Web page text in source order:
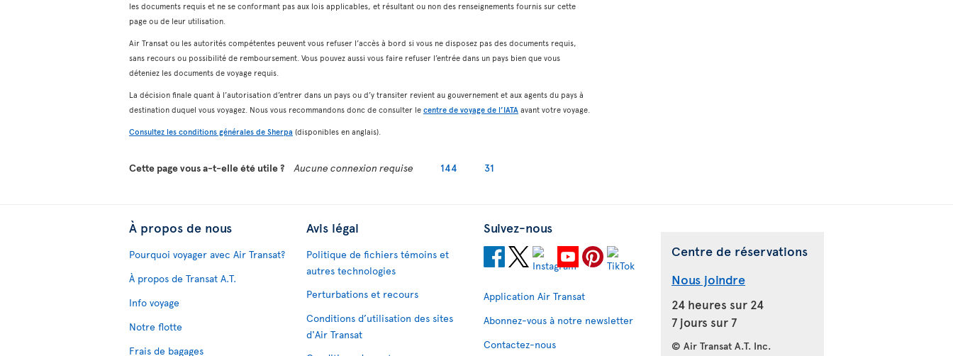
les documents requis et ne se conformant pas aux lois applicables, et résultant ou non des renseignements fournis sur cette
page ou de leur utilisation.
Air Transat ou les autorités compétentes peuvent vous refuser l’accès à bord si vous ne disposez pas des documents requis,
sans recours ou possibilité de remboursement. Vous pouvez aussi vous faire refuser l’entrée dans un pays bien que vous
déteniez les documents de voyage requis.
La décision finale quant à l’autorisation d’entrer dans un pays ou d’y transiter revient au gouvernement et aux agents du pays à
destination duquel vous voyagez. Nous vous recommandons donc de consulter le centre de voyage de l’IATA avant votre voyage.
Consultez les conditions générales de Sherpa (disponibles en anglais).
Cette page vous a-t-elle été utile ? Aucune connexion requise 144 31
À propos de nous
Pourquoi voyager avec Air Transat?
À propos de Transat A.T.
Info voyage
Notre flotte
Frais de bagages
Avis légal
Politique de fichiers témoins et
autres technologies
Perturbations et recours
Conditions d’utilisation des sites
d'Air Transat
Suivez-nous
Application Air Transat
Abonnez-vous à notre newsletter
Contactez-nous
Centre de réservations
Nous joindre
24 heures sur 24
7 jours sur 7
© Air Transat A.T. Inc.